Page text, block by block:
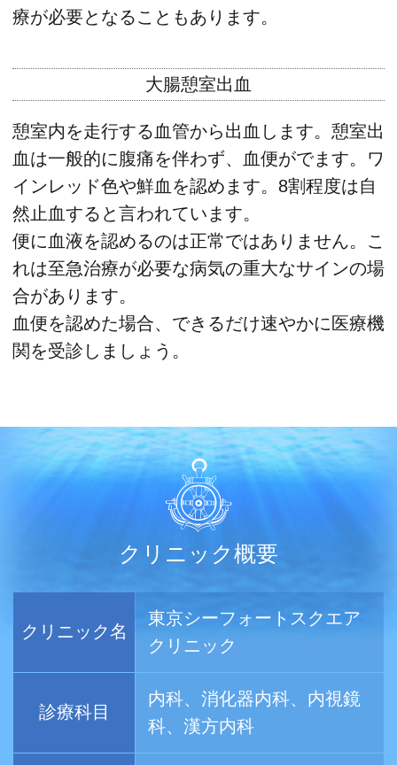
療が必要となることもあります。
大腸憩室出血
憩室内を走行する血管から出血します。憩室出
血は一般的に腹痛を伴わず、血便がでます。ワ
インレッド色や鮮血を認めます。8割程度は自
然止血すると言われています。
便に血液を認めるのは正常ではありません。こ
れは至急治療が必要な病気の重大なサインの場
合があります。
血便を認めた場合、できるだけ速やかに医療機
関を受診しましょう。
クリニック概要
クリニック名
東京シーフォートスクエア
クリニック
診療科目
内科、消化器内科、内視鏡
科、漢方内科